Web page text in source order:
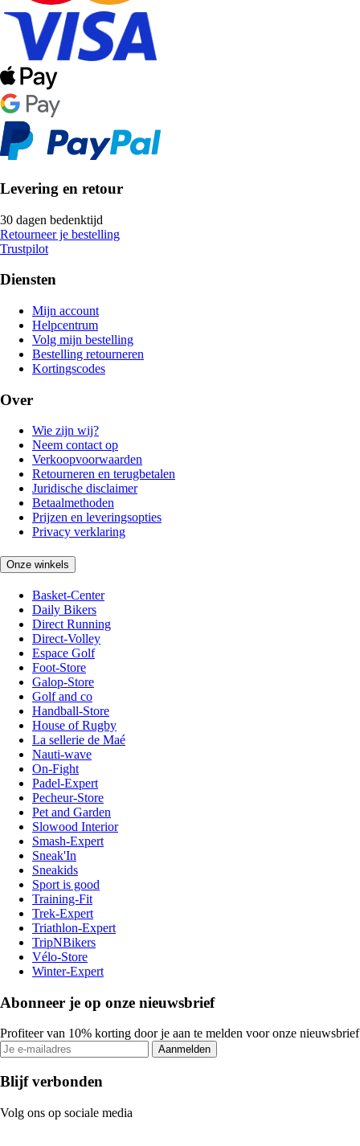
Levering en retour
30 dagen bedenktijd
Retourneer je bestelling
Trustpilot
Diensten
Mijn account
Helpcentrum
Volg mijn bestelling
Bestelling retourneren
Kortingscodes
Over
Wie zijn wij?
Neem contact op
Verkoopvoorwaarden
Retourneren en terugbetalen
Juridische disclaimer
Betaalmethoden
Prijzen en leveringsopties
Privacy verklaring
Onze winkels
Basket-Center
Daily Bikers
Direct Running
Direct-Volley
Espace Golf
Foot-Store
Galop-Store
Golf and co
Handball-Store
House of Rugby
La sellerie de Maé
Nauti-wave
On-Fight
Padel-Expert
Pecheur-Store
Pet and Garden
Slowood Interior
Smash-Expert
Sneak'In
Sneakids
Sport is good
Training-Fit
Trek-Expert
Triathlon-Expert
TripNBikers
Vélo-Store
Winter-Expert
Abonneer je op onze nieuwsbrief
Profiteer van 10% korting door je aan te melden voor onze nieuwsbrief
Aanmelden
Blijf verbonden
Volg ons op sociale media